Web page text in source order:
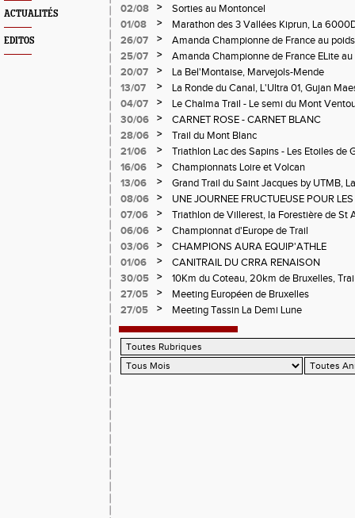
ACTUALITÉS
EDITOS
02/08 >
Sorties au Montoncel
01/08
>
Marathon des 3 Vallées Kiprun, La
Verticale d'Orcières, St Augustin
26/07 >
Amanda Championne de France au poids
25/07
>
Amanda Championne de France ELite
20/07
>
La Bel'Montaise, Marvejols-Mende
13/07
>
La Ronde du Canal, L'Ultra 01, Gujan
04/07
>
Le Chalma Trail - Le semi du Mont
Cublize - Les Passerelles de Monteynard
Pralognon La Vanoise
30/06 >
CARNET ROSE - CARNET BLANC
28/06
>
Trail du Mont Blanc
21/06
>
Triathlon Lac des Sapins - Les Etoiles de
16/06
>
Championnats Loire et Volcan
13/06
>
Grand Trail du Saint Jacques by UTMB,
d'Andrézieux-Bouthéon
08/06 >
UNE JOURNEE FRUCTUEUSE POUR
CHAMPIONNATS DE LA LOIRE A
07/06 >
Triathlon de Villerest, la Forestière de St
Circuit de la Sure, Tour du Pays Roannais
06/06 >
Championnat d'Europe de Trail
03/06
>
CHAMPIONS AURA EQUIP'ATHLE
01/06
>
CANITRAIL DU CRRA RENAISON
30/05
>
10Km du Coteau, 20km de Bruxelles,
Pilatrail
27/05 >
Meeting Européen de Bruxelles
27/05
> Meeting Tassin La Demi Lune